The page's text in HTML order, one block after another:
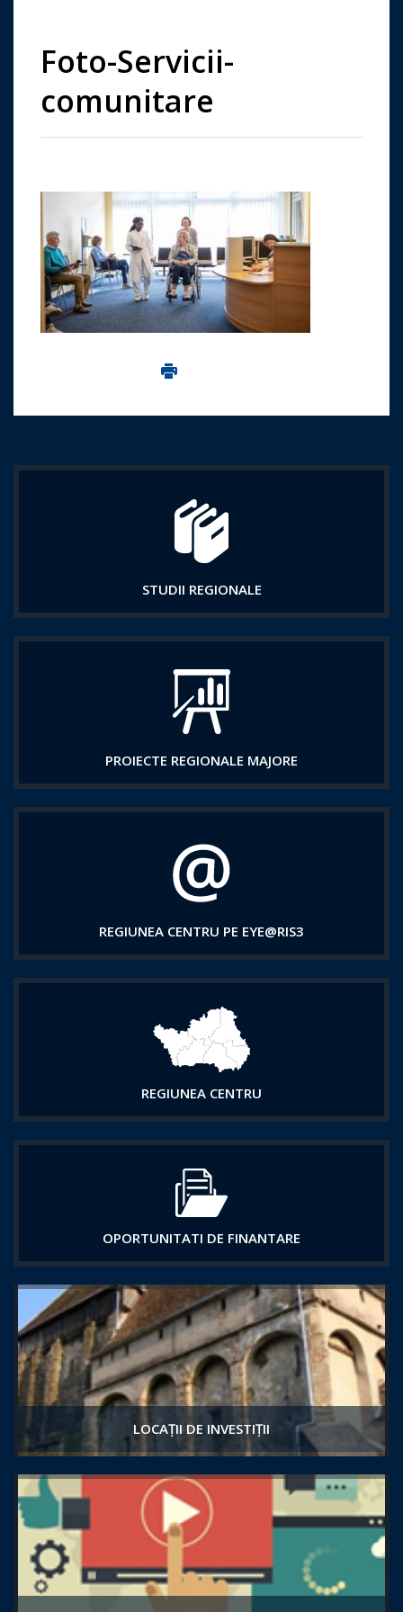
Foto-Servicii-
comunitare
Imprima aceasta pagina
STUDII REGIONALE
PROIECTE REGIONALE MAJORE
REGIUNEA CENTRU PE EYE@RIS3
REGIUNEA CENTRU
OPORTUNITATI DE FINANTARE
LOCAȚII DE INVESTIȚII